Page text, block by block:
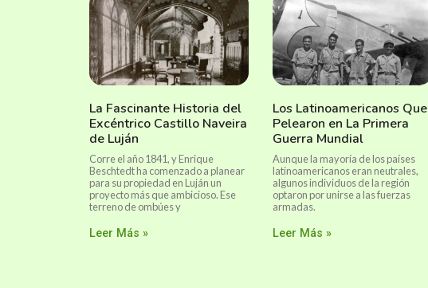
La Fascinante Historia del
Excéntrico Castillo Naveira
de Luján
Corre el año 1841, y Enrique
Beschtedt ha comenzado a planear
para su propiedad en Luján un
proyecto más que ambicioso. Ese
terreno de ombúes y
Leer Más »
Los Latinoamericanos Que
Pelearon en La Primera
Guerra Mundial
Aunque la mayoría de los países
latinoamericanos eran neutrales,
algunos individuos de la región
optaron por unirse a las fuerzas
armadas.
Leer Más »